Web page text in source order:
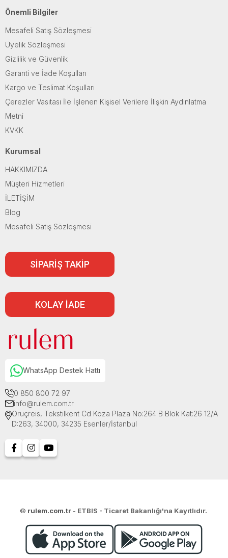
Önemli Bilgiler
Mesafeli Satış Sözleşmesi
Üyelik Sözleşmesi
Gizlilik ve Güvenlik
Garanti ve İade Koşulları
Kargo ve Teslimat Koşulları
Çerezler Vasıtası İle İşlenen Kişisel Verilere İlişkin Aydınlatma
Metni
KVKK
Kurumsal
HAKKIMIZDA
Müşteri Hizmetleri
İLETİŞİM
Blog
Mesafeli Satış Sözleşmesi
SİPARİŞ TAKİP
KOLAY İADE
WhatsApp Destek Hattı
0 850 800 72 97
info@rulem.com.tr
Oruçreis, Tekstilkent Cd Koza Plaza No:264 B Blok Kat:26 12/A
D:263, 34000, 34235 Esenler/İstanbul
© rulem.com.tr - ETBIS - Ticaret Bakanlığı'na Kayıtlıdır.